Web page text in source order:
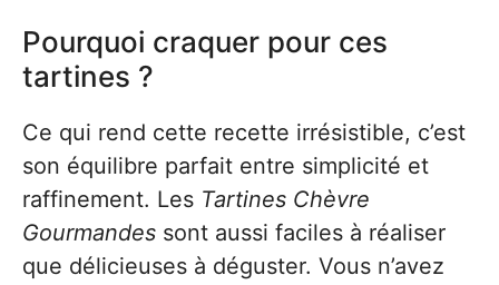
Pourquoi craquer pour ces
tartines ?
Ce qui rend cette recette irrésistible, c’est
son équilibre parfait entre simplicité et
raffinement. Les Tartines Chèvre
Gourmandes sont aussi faciles à réaliser
que délicieuses à déguster. Vous n’avez